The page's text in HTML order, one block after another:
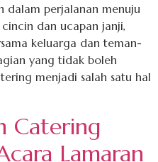
dalam perjalanan menuju
dan ucapan janji,
keluarga dan teman-
yang tidak boleh
menjadi salah satu hal
Catering
Lamaran